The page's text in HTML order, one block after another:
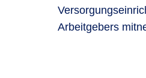
Arbeitgebers